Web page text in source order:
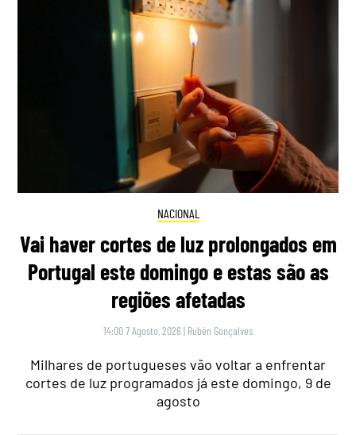
NACIONAL
Vai haver cortes de luz prolongados em
Portugal este domingo e estas são as
regiões afetadas
14:00 7 Agosto, 2026 | Rubén Gonçalves
Milhares de portugueses vão voltar a enfrentar
cortes de luz programados já este domingo, 9 de
agosto